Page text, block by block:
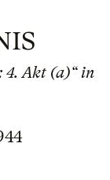
4. Akt (a)“ in